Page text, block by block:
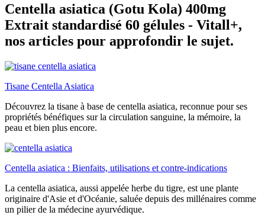
Centella asiatica (Gotu Kola) 400mg
Extrait standardisé 60 gélules - Vitall+,
nos articles pour approfondir le sujet.
Tisane Centella Asiatica
Découvrez la tisane à base de centella asiatica, reconnue pour ses
propriétés bénéfiques sur la circulation sanguine, la mémoire, la
peau et bien plus encore.
Centella asiatica : Bienfaits, utilisations et contre-indications
La centella asiatica, aussi appelée herbe du tigre, est une plante
originaire d'Asie et d'Océanie, saluée depuis des millénaires comme
un pilier de la médecine ayurvédique.